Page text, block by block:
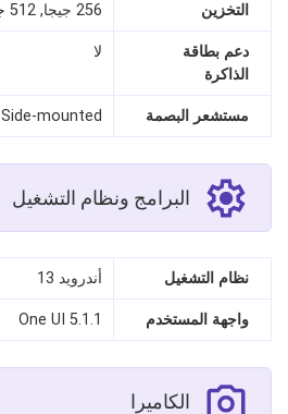
التخزين 256 جيجا, 512 جيجا
دعم بطاقة
الذاكرة
لا
مستشعر البصمة Side-mounted
البرامج ونظام التشغيل
نظام التشغيل أندرويد 13
واجهة المستخدم One UI 5.1.1
الكاميرا